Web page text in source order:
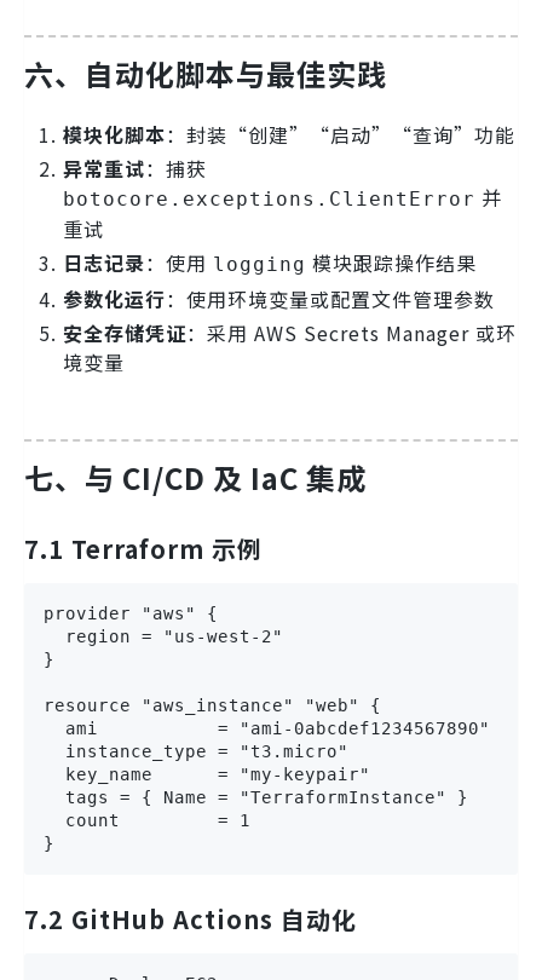
六、自动化脚本与最佳实践
模块化脚本：封装“创建”“启动”“查询”功能
异常重试：捕获
botocore.exceptions.ClientError 并
重试
日志记录：使用 logging 模块跟踪操作结果
参数化运行：使用环境变量或配置文件管理参数
安全存储凭证：采用 AWS Secrets Manager 或环
境变量
七、与 CI/CD 及 IaC 集成
7.1 Terraform 示例
provider "aws" {
  region = "us-west-2"
}
resource "aws_instance" "web" {
  ami           = "ami-0abcdef1234567890"
  instance_type = "t3.micro"
  key_name      = "my-keypair"
  tags = { Name = "TerraformInstance" }
  count         = 1
}
7.2 GitHub Actions 自动化